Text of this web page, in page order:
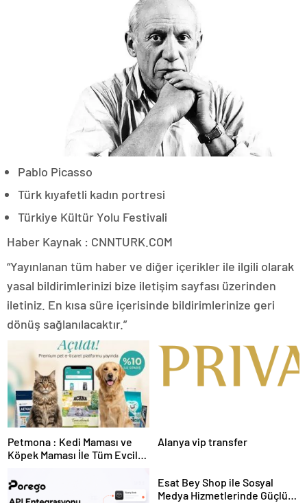
Pablo Picasso
Türk kıyafetli kadın portresi
Türkiye Kültür Yolu Festivali
Haber Kaynak : CNNTURK.COM
“Yayınlanan tüm haber ve diğer içerikler ile ilgili olarak
yasal bildirimlerinizi bize iletişim sayfası üzerinden
iletiniz. En kısa süre içerisinde bildirimlerinize geri
dönüş sağlanılacaktır.”
Petmona : Kedi Maması ve
Köpek Maması İle Tüm Evcil
Alanya vip transfer
Esat Bey Shop ile Sosyal
Medya Hizmetlerinde Güçlü